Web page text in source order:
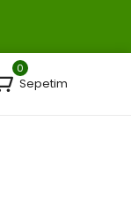
0
Sepetim